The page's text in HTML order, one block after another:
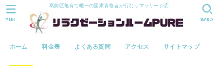
葛飾区亀有で唯一の国家資格者が行なうマッサージ店
ホーム 料金表 よくある質問 アクセス サイトマップ
SEARCH
MENU